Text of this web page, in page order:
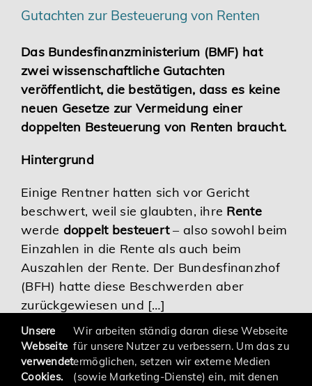
Digitalisierung | Steuerberatung
Karriere
Gutachten zur Besteuerung von Renten
Das Bundesfinanzministerium (BMF) hat
zwei wissenschaftliche Gutachten
veröffentlicht, die bestätigen, dass es keine
neuen Gesetze zur Vermeidung einer
doppelten Besteuerung von Renten braucht.
Hintergrund
Einige Rentner hatten sich vor Gericht
beschwert, weil sie glaubten, ihre Rente
werde doppelt besteuert– also sowohl beim
Einzahlen in die Rente als auch beim
Auszahlen der Rente. Der Bundesfinanzhof
(BFH) hatte diese Beschwerden aber
zurückgewiesen und […]
Unsere
Webseite
verwendet
Cookies.
Wir arbeiten ständig daran diese Webseite
für unsere Nutzer zu verbessern. Um das zu
ermöglichen, setzen wir externe Medien
(sowie Marketing-Dienste) ein, mit denen